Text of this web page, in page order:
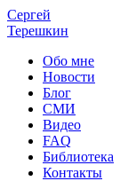
Сергей
Терешкин
Обо мне
Новости
Блог
СМИ
Видео
FAQ
Библиотека
Контакты